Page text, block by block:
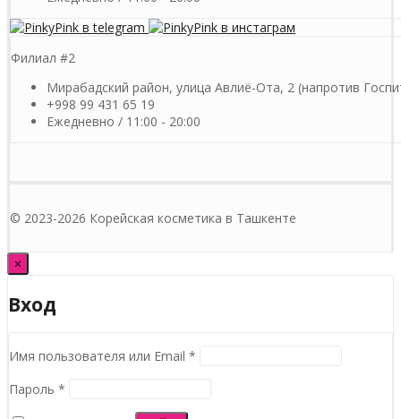
Филиал #2
Мирабадский район, улица Авлиё-Ота, 2 (напротив
+998 99 431 65 19
Ежедневно / 11:00 - 20:00
© 2023-2026 Корейская косметика в Ташкенте
×
Вход
Имя пользователя или Email *
Пароль *